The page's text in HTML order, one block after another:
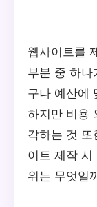
웹사이트를
부분 중 하나
구나 예산에
하지만 비용
각하는 것 또
이트 제작 시
위는 무엇일